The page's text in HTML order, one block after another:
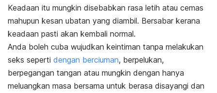
Keadaan itu mungkin disebabkan rasa letih atau cemas
mahupun kesan ubatan yang diambil. Bersabar kerana
keadaan pasti akan kembali normal.
Anda boleh cuba wujudkan keintiman tanpa melakukan
seks seperti dengan berciuman, berpelukan,
berpegangan tangan atau mungkin dengan hanya
meluangkan masa bersama untuk berasa disayangi dan